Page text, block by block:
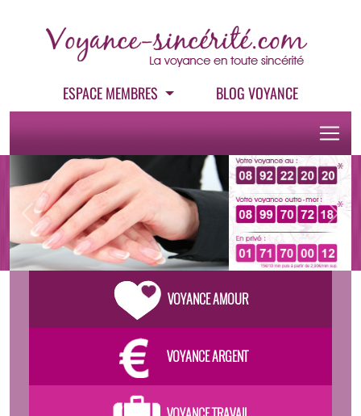
ESPACE MEMBRES BLOG VOYANCE
Previous Next
VOYANCE AMOUR
VOYANCE ARGENT